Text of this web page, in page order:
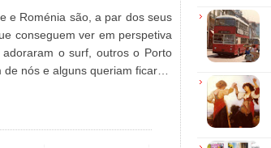
e Roménia são, a par dos seus
conseguem ver em perspetiva
o surf, outros o Porto
nós e alguns queriam ficar…